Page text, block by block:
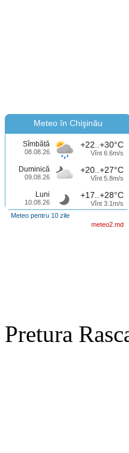
Meteo în Chişinău
Sîmbătă
08.08.26
+22..+30°C
Vînt 6.6m/s
Duminică
09.08.26
+20..+27°C
Vînt 5.8m/s
Luni
10.08.26
+17..+28°C
Vînt 3.1m/s
Meteo pentru 10 zile
meteo2.md
Pretura